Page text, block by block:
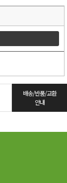
배송/반품/교환
안내